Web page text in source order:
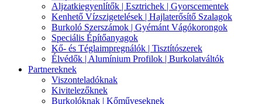
Aljzatkiegyenlítők | Esztrichek | Gyorscementek
Kenhető Vízszigetelések | Hajlaterősítő Szalagok
Burkoló Szerszámok | Gyémánt Vágókorongok
Speciális Építőanyagok
Kő- és Téglaimpregnálók | Tisztítószerek
Élvédők | Alumínium Profilok | Burkolatváltók
Partnereknek
Viszonteladóknak
Kivitelezőknek
Burkolóknak | Kőműveseknek